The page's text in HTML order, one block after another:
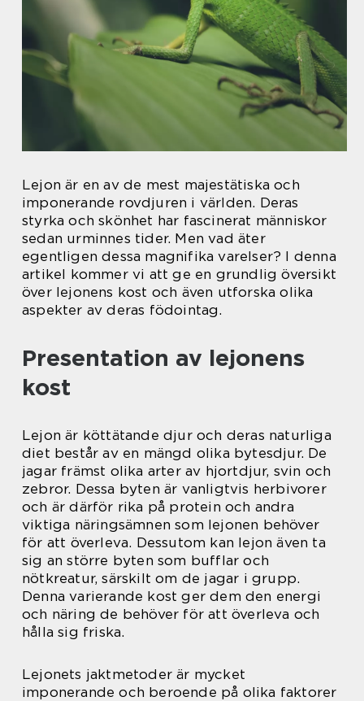
Lejon är en av de mest majestätiska och
imponerande rovdjuren i världen. Deras
styrka och skönhet har fascinerat människor
sedan urminnes tider. Men vad äter
egentligen dessa magnifika varelser? I denna
artikel kommer vi att ge en grundlig översikt
över lejonens kost och även utforska olika
aspekter av deras födointag.
Presentation av lejonens
kost
Lejon är köttätande djur och deras naturliga
diet består av en mängd olika bytesdjur. De
jagar främst olika arter av hjortdjur, svin och
zebror. Dessa byten är vanligtvis herbivorer
och är därför rika på protein och andra
viktiga näringsämnen som lejonen behöver
för att överleva. Dessutom kan lejon även ta
sig an större byten som bufflar och
nötkreatur, särskilt om de jagar i grupp.
Denna varierande kost ger dem den energi
och näring de behöver för att överleva och
hålla sig friska.
Lejonets jaktmetoder är mycket
imponerande och beroende på olika faktorer